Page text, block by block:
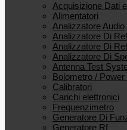
Acquisizione Dati
Alimentatori
Analizzatore Audio
Analizzatore Di
Analizzatore Di
Analizzatore Di
Antenna Test
Bolometro / Power
Calibratori
Carichi elettronici
Frequenzimetro
Generatore Di
Generatore Rf